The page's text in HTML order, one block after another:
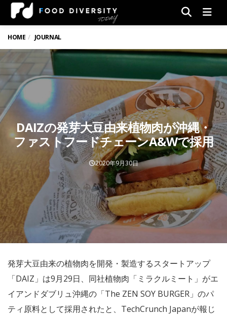
HOME JOURNAL
DAIZの発芽大豆由来植物肉が沖縄・
ファストフードチェーンA&Wで採用
2020年9月30日
発芽大豆由来の植物肉を開発・製造するスタートアップ
「DAIZ」は9月29日、同社植物肉「ミラクルミート」がエ
イアンドダブリュ沖縄の「The ZEN SOY BURGER」のパ
ティ原料として採用されたと、TechCrunch Japanが報じ